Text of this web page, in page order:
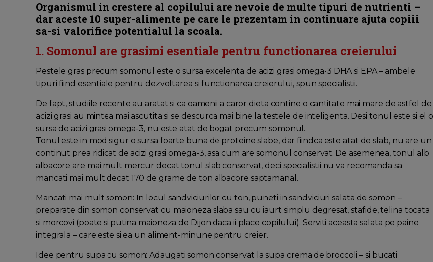
Organismul in crestere al copilului are nevoie de multe tipuri de nutrienti –
dar aceste 10 super-alimente pe care le prezentam in continuare ajuta copiii
sa-si valorifice potentialul la scoala.
1. Somonul are grasimi esentiale pentru functionarea creierului
Pestele gras precum somonul este o sursa excelenta de acizi grasi omega-3 DHA si EPA – ambele
tipuri fiind esentiale pentru dezvoltarea si functionarea creierului, spun specialistii.
De fapt, studiile recente au aratat si ca oamenii a caror dieta contine o cantitate mai mare de astfel de
acizi grasi au mintea mai ascutita si se descurca mai bine la testele de inteligenta. Desi tonul este si el o
sursa de acizi grasi omega-3, nu este atat de bogat precum somonul.
Tonul este in mod sigur o sursa foarte buna de proteine slabe, dar fiindca este atat de slab, nu are un
continut prea ridicat de acizi grasi omega-3, asa cum are somonul conservat. De asemenea, tonul alb
albacore are mai mult mercur decat tonul slab conservat, deci specialistii nu va recomanda sa
mancati mai mult decat 170 de grame de ton albacore saptamanal.
Mancati mai mult somon: In locul sandviciurilor cu ton, puneti in sandviciuri salata de somon –
preparate din somon conservat cu maioneza slaba sau cu iaurt simplu degresat, stafide, telina tocata
si morcovi (poate si putina maioneza de Dijon daca ii place copilului). Serviti aceasta salata pe paine
integrala – care este si ea un aliment-minune pentru creier.
Idee pentru supa cu somon: Adaugati somon conservat la supa crema de broccoli – si bucati